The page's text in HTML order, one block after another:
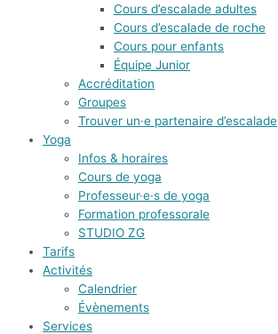
Cours d’escalade adultes
Cours d’escalade de roche
Cours pour enfants
Équipe Junior
Accréditation
Groupes
Trouver un·e partenaire d’escalade
Yoga
Infos & horaires
Cours de yoga
Professeur·e·s de yoga
Formation professorale
STUDIO ZG
Tarifs
Activités
Calendrier
Évènements
Services